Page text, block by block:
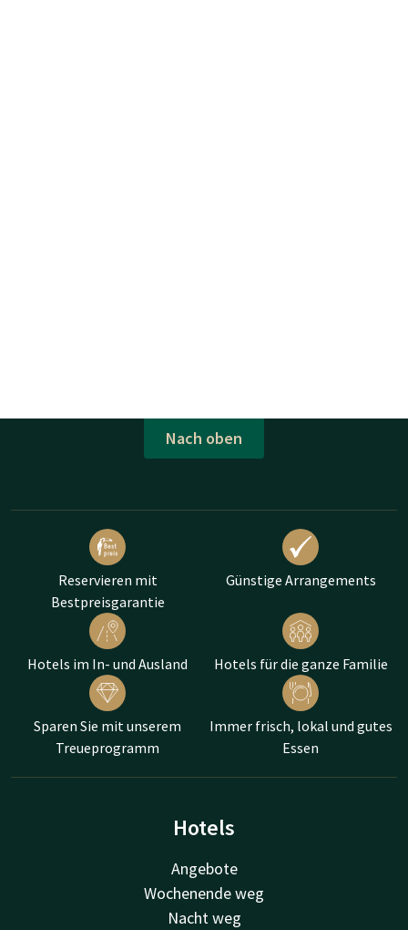
Nach oben
Reservieren mit
Bestpreisgarantie
Günstige Arrangements
Hotels im In- und Ausland Hotels für die ganze Familie
Sparen Sie mit unserem
Treueprogramm
Immer frisch, lokal und gutes
Essen
Hotels
Angebote
Wochenende weg
Nacht weg